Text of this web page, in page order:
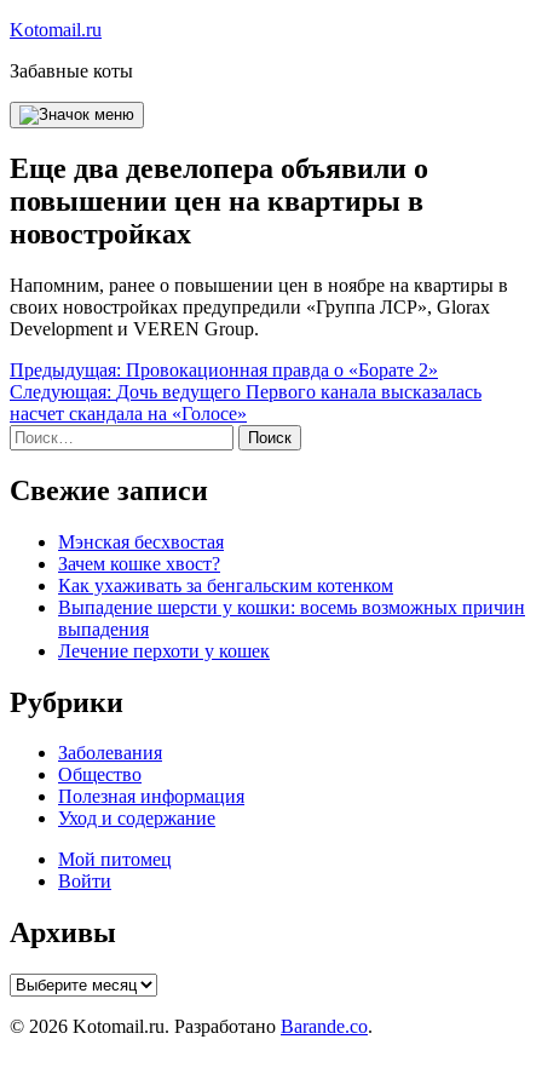
Перейти
содержимому
Kotomail.ru
Забавные коты
Еще два девелопера объявили о
повышении цен на квартиры в
новостройках
Напомним, ранее о повышении цен в ноябре на квартиры в
своих новостройках предупредили «Группа ЛСР», Glorax
Development и VEREN Group.
Навигация
по
записям
Предыдущая: Провокационная правда о «Борате 2»
Следующая: Дочь ведущего Первого канала высказалась
насчет скандала на «Голосе»
Найти:
Свежие записи
Мэнская бесхвостая
Зачем кошке хвост?
Как ухаживать за бенгальским котенком
Выпадение шерсти у кошки: восемь возможных причин
выпадения
Лечение перхоти у кошек
Рубрики
Заболевания
Общество
Полезная информация
Уход и содержание
Мой питомец
Войти
Архивы
Архивы
© 2026 Kotomail.ru. Разработано Barande.co.